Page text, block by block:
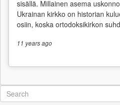
sisällä. Millainen asema
Ukrainan kirkko on historian
osiin, koska ortodoksikirkon
11 yearsago
Search